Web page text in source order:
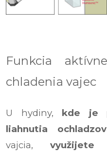
Funkcia
chladenia vajec
U hydiny, kde je
liahnutia
vajcia, využijete